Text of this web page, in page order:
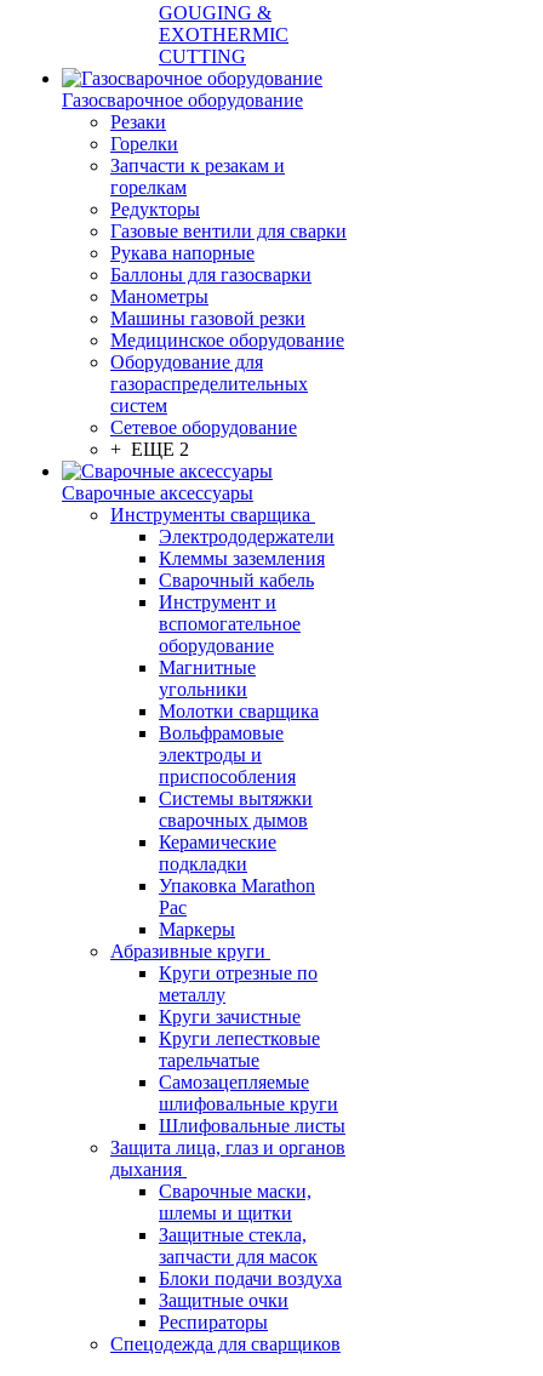
GOUGING &
EXOTHERMIC
CUTTING
Газосварочное оборудование
Резаки
Горелки
Запчасти к резакам и
горелкам
Редукторы
Газовые вентили для сварки
Рукава напорные
Баллоны для газосварки
Манометры
Машины газовой резки
Медицинское оборудование
Оборудование для
газораспределительных
систем
Сетевое оборудование
+ ЕЩЕ 2
Сварочные аксессуары
Инструменты сварщика
Электрододержатели
Клеммы заземления
Сварочный кабель
Инструмент и
вспомогательное
оборудование
Магнитные
угольники
Молотки сварщика
Вольфрамовые
электроды и
приспособления
Системы вытяжки
сварочных дымов
Керамические
подкладки
Упаковка Marathon
Pac
Маркеры
Абразивные круги
Круги отрезные по
металлу
Круги зачистные
Круги лепестковые
тарельчатые
Самозацепляемые
шлифовальные круги
Шлифовальные листы
Защита лица, глаз и органов
дыхания
Сварочные маски,
шлемы и щитки
Защитные стекла,
запчасти для масок
Блоки подачи воздуха
Защитные очки
Респираторы
Спецодежда для сварщиков